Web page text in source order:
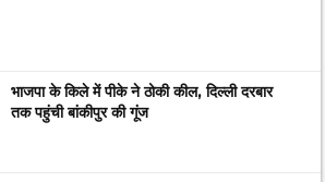
भाजपा के किले में पीके ने ठोकी कील, दिल्ली दरबार
तक पहुंची बांकीपुर की गूंज